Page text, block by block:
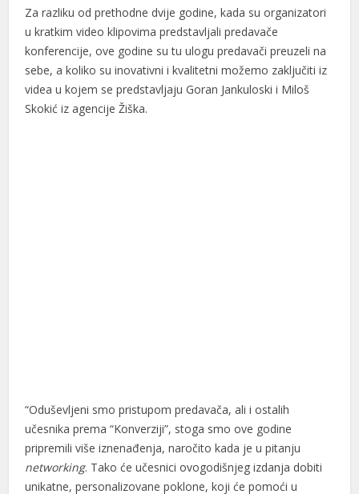
Za razliku od prethodne dvije godine, kada su organizatori
u kratkim video klipovima predstavljali predavače
konferencije, ove godine su tu ulogu predavači preuzeli na
sebe, a koliko su inovativni i kvalitetni možemo zaključiti iz
videa u kojem se predstavljaju Goran Jankuloski i Miloš
Skokić iz agencije Žiška.
“Oduševljeni smo pristupom predavača, ali i ostalih
učesnika prema “Konverziji”, stoga smo ove godine
pripremili više iznenađenja, naročito kada je u pitanju
networking. Tako će učesnici ovogodišnjeg izdanja dobiti
unikatne, personalizovane poklone, koji će pomoći u